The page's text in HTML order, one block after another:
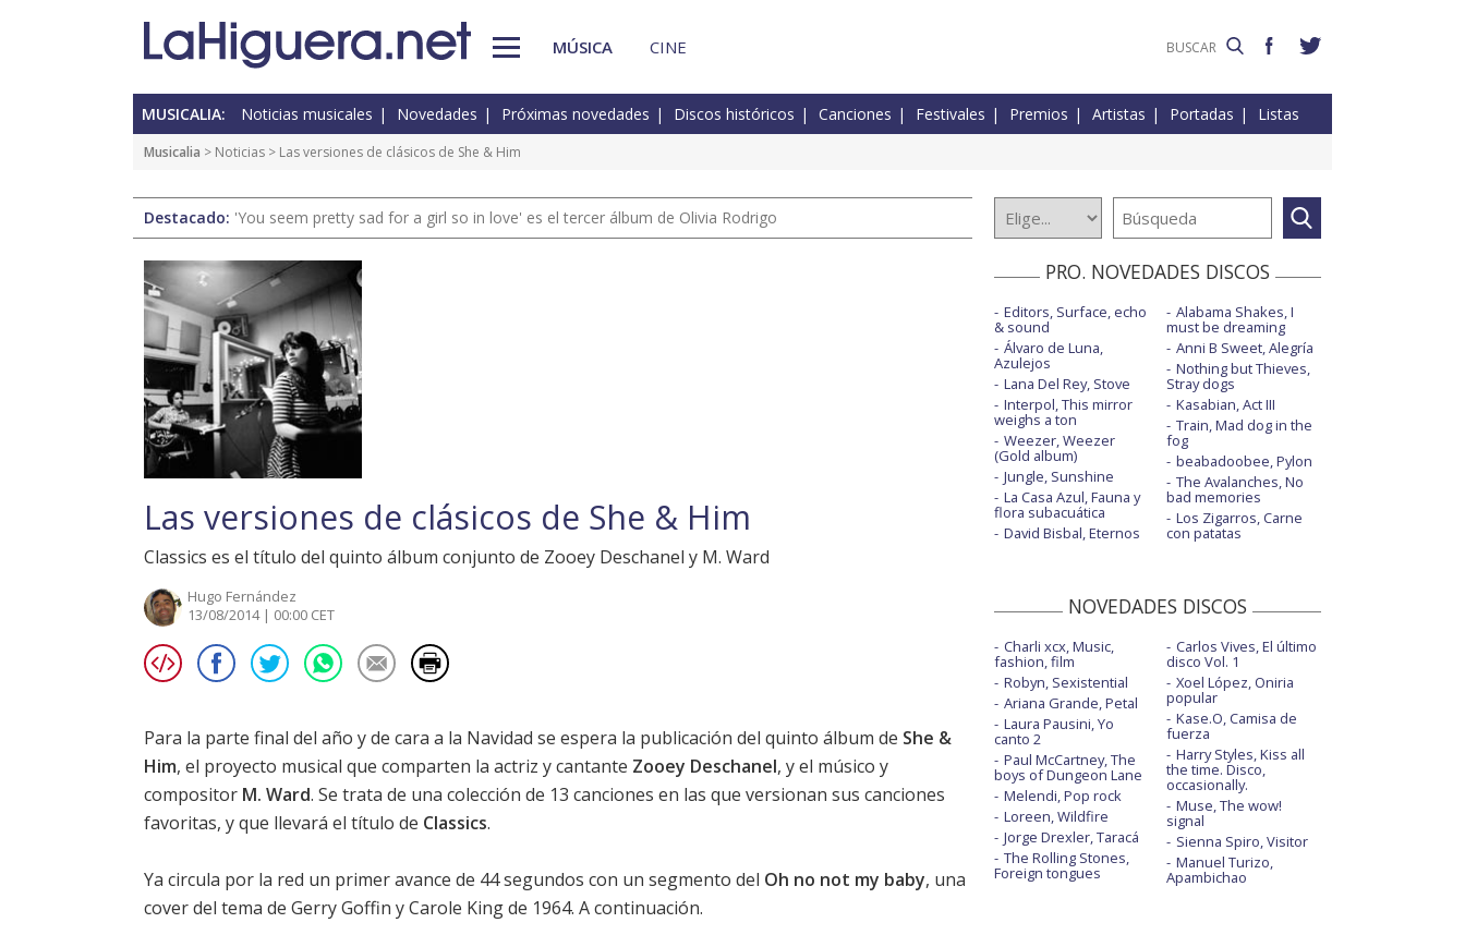
MÚSICA CINE
MUSICALIA: Noticias musicales Novedades Próximas novedades Discos históricos Canciones Festivales Premios Artistas Portadas Listas
Musicalia > Noticias > Las versiones de clásicos de She & Him
Destacado: 'You seem pretty sad for a girl so in love' es el tercer álbum de Olivia Rodrigo
Las versiones de clásicos de She & Him
Classics es el título del quinto álbum conjunto de Zooey Deschanel y M. Ward
Hugo Fernández
13/08/2014 | 00:00 CET
Para la parte final del año y de cara a la Navidad se espera la publicación del quinto álbum de She &
Him, el proyecto musical que comparten la actriz y cantante Zooey Deschanel, y el músico y
compositor M. Ward. Se trata de una colección de 13 canciones en las que versionan sus canciones
favoritas, y que llevará el título de Classics.
Ya circula por la red un primer avance de 44 segundos con un segmento del Oh no not my baby, una
cover del tema de Gerry Goffin y Carole King de 1964. A continuación.
PRO. NOVEDADES DISCOS
Editors, Surface, echo
& sound
Álvaro de Luna,
Azulejos
Lana Del Rey, Stove
Interpol, This mirror
weighs a ton
Weezer, Weezer
(Gold album)
Jungle, Sunshine
La Casa Azul, Fauna y
flora subacuática
David Bisbal, Eternos
Alabama Shakes, I
must be dreaming
Anni B Sweet, Alegría
Nothing but Thieves,
Stray dogs
Kasabian, Act III
Train, Mad dog in the
fog
beabadoobee, Pylon
The Avalanches, No
bad memories
Los Zigarros, Carne
con patatas
NOVEDADES DISCOS
Charli xcx, Music,
fashion, film
Robyn, Sexistential
Ariana Grande, Petal
Laura Pausini, Yo
canto 2
Paul McCartney, The
boys of Dungeon Lane
Melendi, Pop rock
Loreen, Wildfire
Jorge Drexler, Taracá
The Rolling Stones,
Foreign tongues
Carlos Vives, El último
disco Vol. 1
Xoel López, Oniria
popular
Kase.O, Camisa de
fuerza
Harry Styles, Kiss all
the time. Disco,
occasionally.
Muse, The wow!
signal
Sienna Spiro, Visitor
Manuel Turizo,
Apambichao